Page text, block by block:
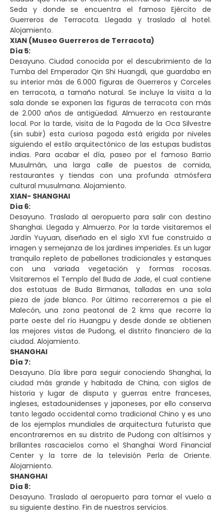
Seda y donde se encuentra el famoso Ejército de
Guerreros de Terracota. Llegada y traslado al hotel.
Alojamiento.
XIAN (Museo Guerreros de Terracota)
Día 5:
Desayuno. Ciudad conocida por el descubrimiento de la
Tumba del Emperador Qin Shi Huangdi, que guardaba en
su interior más de 6.000 figuras de Guerreros y Corceles
en terracota, a tamaño natural. Se incluye la visita a la
sala donde se exponen las figuras de terracota con más
de 2.000 años de antigüedad. Almuerzo en restaurante
local. Por la tarde, visita de la Pagoda de la Oca Silvestre
(sin subir) esta curiosa pagoda está erigida por niveles
siguiendo el estilo arquitectónico de las estupas budistas
indias. Para acabar el día, paseo por el famoso Barrio
Musulmán, una larga calle de puestos de comida,
restaurantes y tiendas con una profunda atmósfera
cultural musulmana. Alojamiento.
XIAN- SHANGHAI
Día 6:
Desayuno. Traslado al aeropuerto para salir con destino
Shanghai. Llegada y Almuerzo. Por la tarde visitaremos el
Jardín Yuyuan, diseñado en el siglo XVI fue construido a
imagen y semejanza de los jardines imperiales. Es un lugar
tranquilo repleto de pabellones tradicionales y estanques
con una variada vegetación y formas rocosas.
Visitaremos el Templo del Buda de Jade, el cual contiene
dos estatuas de Buda Birmanas, talladas en una sola
pieza de jade blanco. Por último recorreremos a pie el
Malecón, una zona peatonal de 2 kms que recorre la
parte oeste del río Huangpu y desde donde se obtienen
las mejores vistas de Pudong, el distrito financiero de la
ciudad. Alojamiento.
SHANGHAI
Día 7:
Desayuno. Día libre para seguir conociendo Shanghai, la
ciudad más grande y habitada de China, con siglos de
historia y lugar de disputa y guerras entre franceses,
ingleses, estadounidenses y japoneses, por ello conserva
tanto legado occidental como tradicional Chino y es uno
de los ejemplos mundiales de arquitectura futurista que
encontraremos en su distrito de Pudong con altísimos y
brillantes rascacielos como el Shanghai Word Financial
Center y la torre de la televisión Perla de Oriente.
Alojamiento.
SHANGHAI
Día 8:
Desayuno. Traslado al aeropuerto para tomar el vuelo a
su siguiente destino. Fin de nuestros servicios.